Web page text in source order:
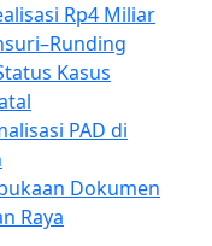
Rp4 Miliar
Kasus
PAD di
Dokumen
Raya